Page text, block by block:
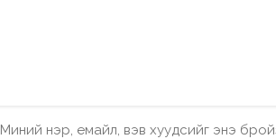
Миний нэр, емайл, вэв хуудсийг энэ